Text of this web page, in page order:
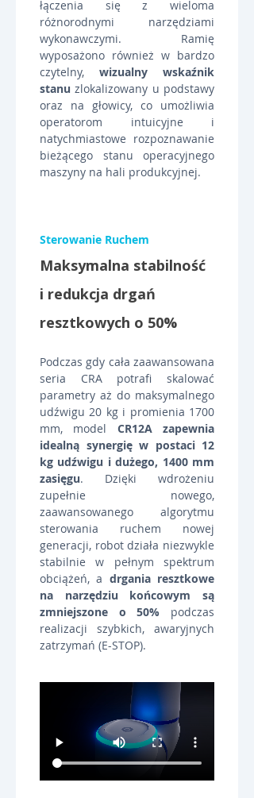
łączenia się z wieloma
różnorodnymi narzędziami
wykonawczymi. Ramię
wyposażono również w bardzo
czytelny, wizualny wskaźnik
stanu zlokalizowany u podstawy
oraz na głowicy, co umożliwia
operatorom intuicyjne i
natychmiastowe rozpoznawanie
bieżącego stanu operacyjnego
maszyny na hali produkcyjnej.
Sterowanie Ruchem
Maksymalna stabilność
i redukcja drgań
resztkowych o 50%
Podczas gdy cała zaawansowana
seria CRA potrafi skalować
parametry aż do maksymalnego
udźwigu 20 kg i promienia 1700
mm, model CR12A zapewnia
idealną synergię w postaci 12
kg udźwigu i dużego, 1400 mm
zasięgu. Dzięki wdrożeniu
zupełnie nowego,
zaawansowanego algorytmu
sterowania ruchem nowej
generacji, robot działa niezwykle
stabilnie w pełnym spektrum
obciążeń, a drgania resztkowe
na narzędziu końcowym są
zmniejszone o 50% podczas
realizacji szybkich, awaryjnych
zatrzymań (E-STOP).